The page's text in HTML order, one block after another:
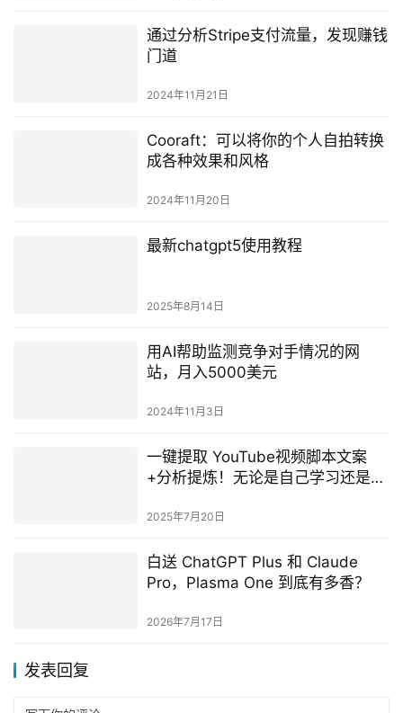
通过分析Stripe支付流量，发现赚钱
门道
2024年11月21日
Cooraft：可以将你的个人自拍转换
成各种效果和风格
2024年11月20日
最新chatgpt5使用教程
2025年8月14日
用AI帮助监测竞争对手情况的网
站，月入5000美元
2024年11月3日
一键提取 YouTube视频脚本文案
+分析提炼！无论是自己学习还是各
2025年7月20日
白送 ChatGPT Plus 和 Claude
Pro，Plasma One 到底有多香？
2026年7月17日
发表回复